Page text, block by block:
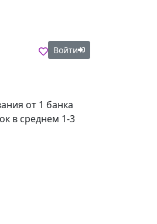
Войти
от 1 банка
в среднем 1-3